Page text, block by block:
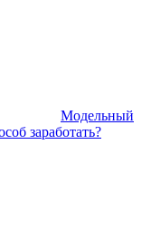
Модельный
заработать?